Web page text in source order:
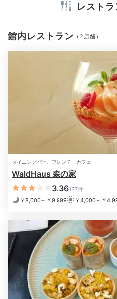
食後は客室のバスタブにお湯
全室バス・トイレ別
でレイ
り、心地よい癒しのひと時を
トタイプのパジャマに袖を
uhihinohi86
私が泊まった客室の「ダブルA」は
ルBは洗い場あり）、シャワーカー
◎
Night
21:30
※設備・アメニティは、確認が取れてい
レスト
館内レストラン （2店舗）
ダイニングバー、フレンチ、カフェ
WaldHaus 森の家
3.36137件
￥8,000～￥9,999
￥4,000～￥